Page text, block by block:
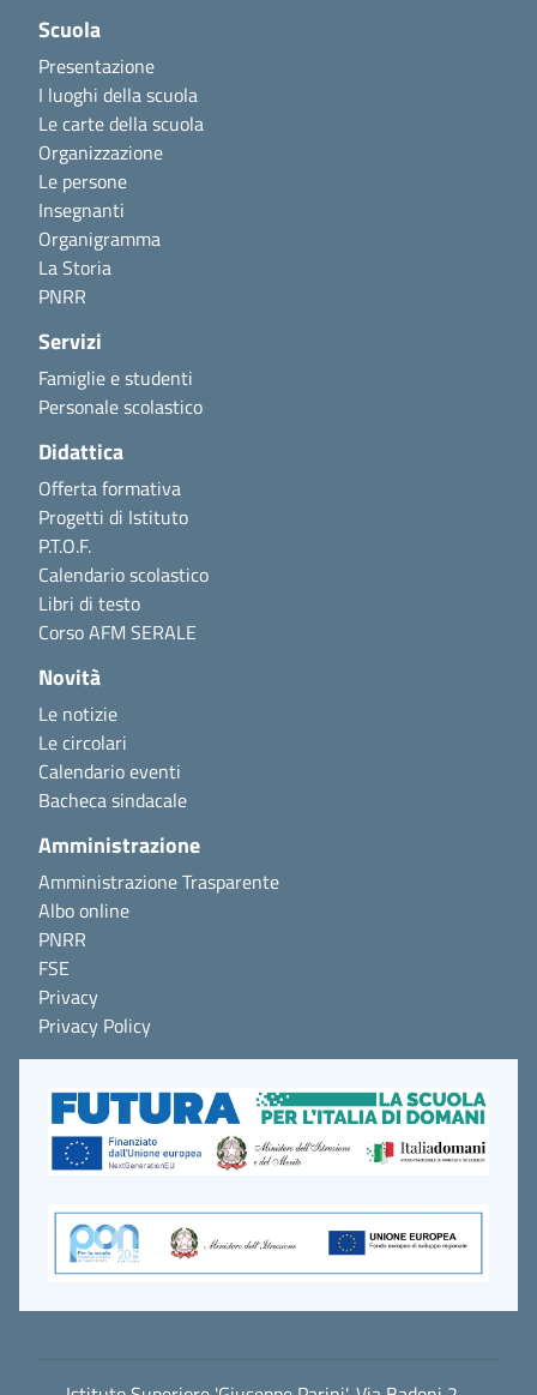
Scuola
Presentazione
I luoghi della scuola
Le carte della scuola
Organizzazione
Le persone
Insegnanti
Organigramma
La Storia
PNRR
Servizi
Famiglie e studenti
Personale scolastico
Didattica
Offerta formativa
Progetti di Istituto
P.T.O.F.
Calendario scolastico
Libri di testo
Corso AFM SERALE
Novità
Le notizie
Le circolari
Calendario eventi
Bacheca sindacale
Amministrazione
Amministrazione Trasparente
Albo online
PNRR
FSE
Privacy
Privacy Policy